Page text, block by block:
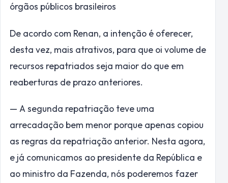
órgãos públicos brasileiros
De acordo com Renan, a intenção é oferecer,
desta vez, mais atrativos, para que oi volume de
recursos repatriados seja maior do que em
reaberturas de prazo anteriores.
— A segunda repatriação teve uma
arrecadação bem menor porque apenas copiou
as regras da repatriação anterior. Nesta agora,
e já comunicamos ao presidente da República e
ao ministro da Fazenda, nós poderemos fazer